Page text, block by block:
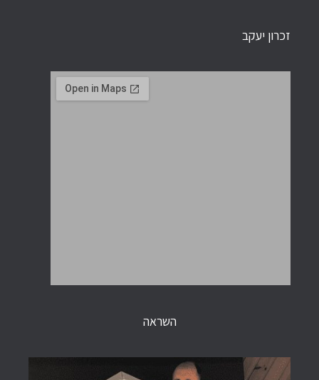
זכרון יעקב
השראה